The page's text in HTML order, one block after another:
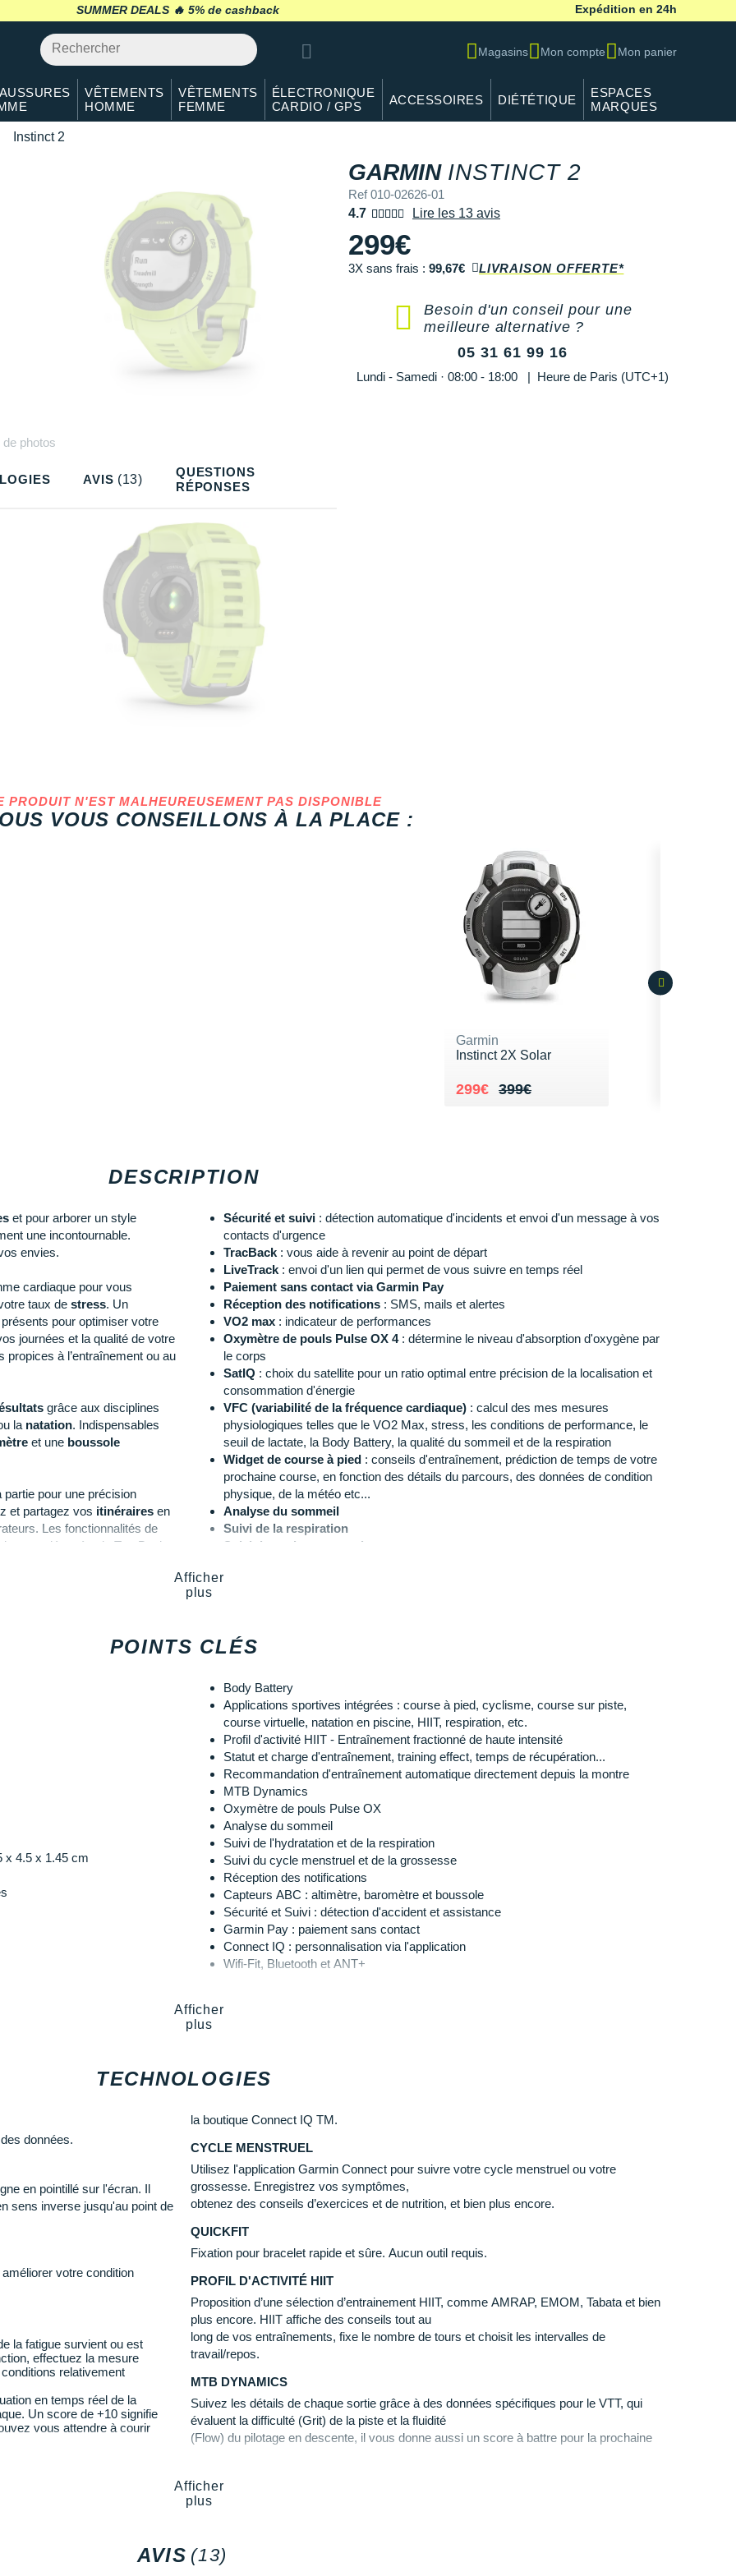
SUMMER DEALS 🔥 retour 30 jours* Expédition en 24h
Magasins Mon compte Mon panier
VÊTEMENTS
HOMME
VÊTEMENTS
FEMME
ÉLECTRONIQUE
CARDIO / GPS
ACCESSOIRES DIÉTÉTIQUE
ESPACES
MARQUES
Instinct 2
GARMIN INSTINCT 2
Ref 010-02626-01
4.7
Lire les 13 avis
299€
3X sans frais : 99,67€ LIVRAISON OFFERTE*
Besoin d'un conseil pour une
meilleure alternative ?
05 31 61 99 16
Lundi - Samedi · 08:00 - 18:00 | Heure de Paris (UTC+1)
Plus
de photos
AVIS (13)
QUESTIONS
RÉPONSES
PRODUIT N'EST MALHEUREUSEMENT PAS DISPONIBLE
VOUS CONSEILLONS À LA PLACE :
Garmin
Instinct 2X Solar
399€
Au lieu de 399€
299€
Vendu 299€
DESCRIPTION
et pour arborer un style
une incontournable.
envies.
cardiaque pour vous
taux de stress. Un
pour optimiser votre
journées et la qualité de votre
à l’entraînement ou au
grâce aux disciplines
la natation. Indispensables
et une boussole
pour une précision
et partagez vos itinéraires en
Les fonctionnalités de
est détecté et le TracBack
Sécurité et suivi: détection automatique d'incidents et envoi d'un message à vos
contacts d'urgence
TracBack: vous aide à revenir au point de départ
LiveTrack: envoi d'un lien qui permet de vous suivre en temps réel
Paiement sans contact via Garmin Pay
Réception des notifications: SMS, mails et alertes
VO2 max: indicateur de performances
Oxymètre de pouls Pulse OX 4: détermine le niveau d'absorption d'oxygène par
le corps
SatIQ : choix du satellite pour un ratio optimal entre précision de la localisation et
consommation d'énergie
VFC (variabilité de la fréquence cardiaque): calcul des mes mesures
physiologiques telles que le VO2 Max, stress, les conditions de performance, le
seuil de lactate, la Body Battery, la qualité du sommeil et de la respiration
Widget de course à pied: conseils d'entraînement, prédiction de temps de votre
prochaine course, en fonction des détails du parcours, des données de condition
physique, de la météo etc...
Analyse du sommeil
Suivi de la respiration
Suivi du cycle menstruel
et les variations d'altitude, une boussole électronique 3 axes et un gyroscope pour
Étanchéité
Conforme aux normes militaires MIL-STD-810G
Connect IQ : personnalisation et applications
Wi-Fi, Bluetooth et ANT+
Garmin Explore: itinéraires et points GPS synchronisés sur le cloud
Power Manager: informations précises sur l'autonomie
Verre Corning Gorilla
Taille du boîtier (largeur x longueur x hauteur)
Écran: 23 x 23 mm, 176 x 176 pixels, monochrome
Matériaux du boîtier
Bracelet QuickFit en silicone
Autonomie: 30h avec le GPS, 28 jours en mode smartwatch et 32 jours en mode
Expédition
Poids: 52 g
Les autres produits Garmin
Afficher
plus
POINTS CLÉS
x 4.5 x 1.45 cm
mm
Body Battery
Applications sportives intégrées : course à pied, cyclisme, course sur piste,
course virtuelle, natation en piscine, HIIT, respiration, etc.
Profil d'activité HIIT - Entraînement fractionné de haute intensité
Statut et charge d'entraînement, training effect, temps de récupération...
Recommandation d'entraînement automatique directement depuis la montre
MTB Dynamics
Oxymètre de pouls Pulse OX
Analyse du sommeil
Suivi de l'hydratation et de la respiration
Suivi du cycle menstruel et de la grossesse
Réception des notifications
Capteurs ABC : altimètre, baromètre et boussole
Sécurité et Suivi : détection d'accident et assistance
Garmin Pay : paiement sans contact
Connect IQ : personnalisation via l'application
Wifi-Fit, Bluetooth et ANT+
Nouveaux profils d'activité
Préparation à l'entraînement
My workouts app
Mode connectée : jusqu'à 28 jours
GPS seul : jusqu'à 30 heures
Mode expédition : jusqu'à 32 jours
Afficher
plus
TECHNOLOGIES
données.
en pointillé sur l'écran. Il
sens inverse jusqu'au point de
votre condition
la fatigue survient ou est
effectuez la mesure
relativement
en temps réel de la
Un score de +10 signifie
vous attendre à courir
la variabilité de la
la boutique Connect IQ TM.
CYCLE MENSTRUEL
Utilisez l'application Garmin Connect pour suivre votre cycle menstruel ou votre
grossesse. Enregistrez vos symptômes,
obtenez des conseils d’exercices et de nutrition, et bien plus encore.
QUICKFIT
Fixation pour bracelet rapide et sûre. Aucun outil requis.
PROFIL D'ACTIVITÉ HIIT
Proposition d’une sélection d’entrainement HIIT, comme AMRAP, EMOM, Tabata et bien
plus encore. HIIT affiche des conseils tout au
long de vos entraînements, fixe le nombre de tours et choisit les intervalles de
travail/repos.
MTB DYNAMICS
Suivez les détails de chaque sortie grâce à des données spécifiques pour le VTT, qui
évaluent la difficulté (Grit) de la piste et la fluidité
(Flow) du pilotage en descente, il vous donne aussi un score à battre pour la prochaine
MODE EXPÉDITION
Vous pouvez utiliser le mode expédition pour prolonger l'autonomie de la batterie lors de
fois par heure. Pour optimiser l'autonomie de la batterie, l'appareil éteint tous les capteurs
Afficher
plus
AVIS (13)